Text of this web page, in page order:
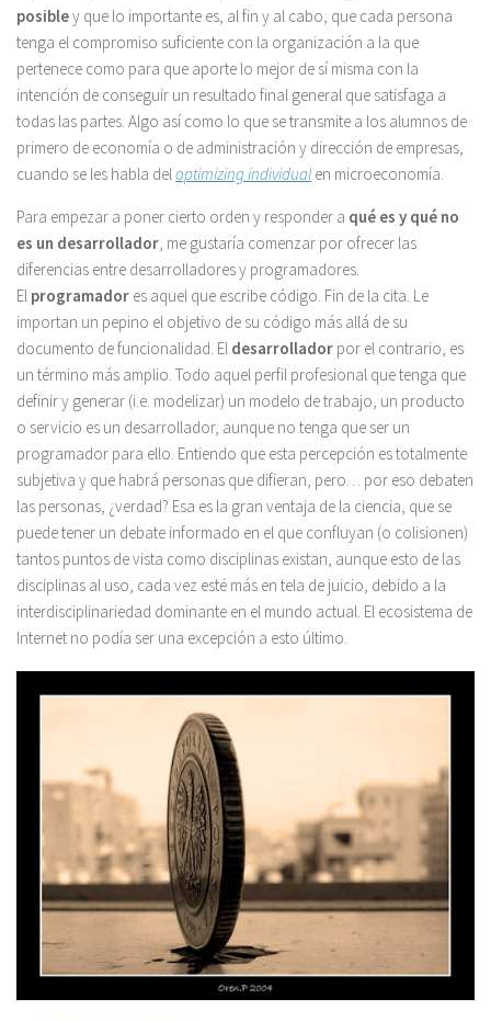
posibley que lo importante es, al fin y al cabo, que cada persona
tenga el compromiso suficiente con la organización a la que
pertenece como para que aporte lo mejor de sí misma con la
intención de conseguir un resultado final general que satisfaga a
todas las partes. Algo así como lo que se transmite a los alumnos de
primero de economía o de administración y dirección de empresas,
cuando se les habla deloptimizing individualen microeconomía.
Para empezar a poner cierto orden y responder a qué es y qué no
es un desarrollador, me gustaría comenzar por ofrecer las
diferencias entre desarrolladores y programadores.
El programador es aquel que escribe código. Fin de la cita. Le
importan un pepino el objetivo de su código más allá de su
documento de funcionalidad. El desarrollador por el contrario, es
un término más amplio. Todo aquel perfil profesional que tenga que
definir y generar (i.e. modelizar) un modelo de trabajo, un producto
o servicio es un desarrollador, aunque no tenga que ser un
programador para ello. Entiendo que esta percepción es totalmente
subjetiva y que habrá personas que difieran, pero… por eso debaten
las personas, ¿verdad? Esa es la gran ventaja de la ciencia, que se
puede tener un debate informado en el que confluyan (o colisionen)
tantos puntos de vista como disciplinas existan, aunque esto de las
disciplinas al uso, cada vez esté más en tela de juicio, debido a la
interdisciplinariedad dominante en el mundo actual. El ecosistema de
Internet no podía ser una excepción a esto último.